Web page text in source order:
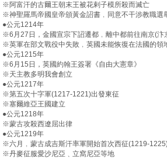
※阿富汗的古爾王朝末王被花剌子模所殺而滅亡
※神聖羅馬帝國皇帝頒黃金詔書﹐同意不干涉教職選
●公元1214年
※6月27日，金國宣宗下詔遷都﹐離中都前往南京(汴
※英軍在部文戰役中失敗﹐英國未能恢復在法國的領
●公元1215年
※6月15日，英國約翰王簽署《自由大憲章》
※天主教多明我會創立
●公元1217年
※第五次十字軍(1217-1221)出發東征
※塞爾維亞王國建立
●公元1218年
※蒙古攻殺西遼屈出律
●公元1219年
※六月﹐蒙古成吉斯汗率軍開始首次西征(1219-
※丹麥征服愛沙尼亞﹑立窩尼亞等地